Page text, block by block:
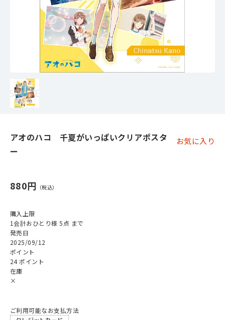
アオのハコ 千夏がいっぱいクリアポスタ
ー
お気に入り
880円
購入上限
1会計おひとり様 5点 まで
発売日
2025/09/12
ポイント
24 ポイント
在庫
×
ご利用可能なお支払方法